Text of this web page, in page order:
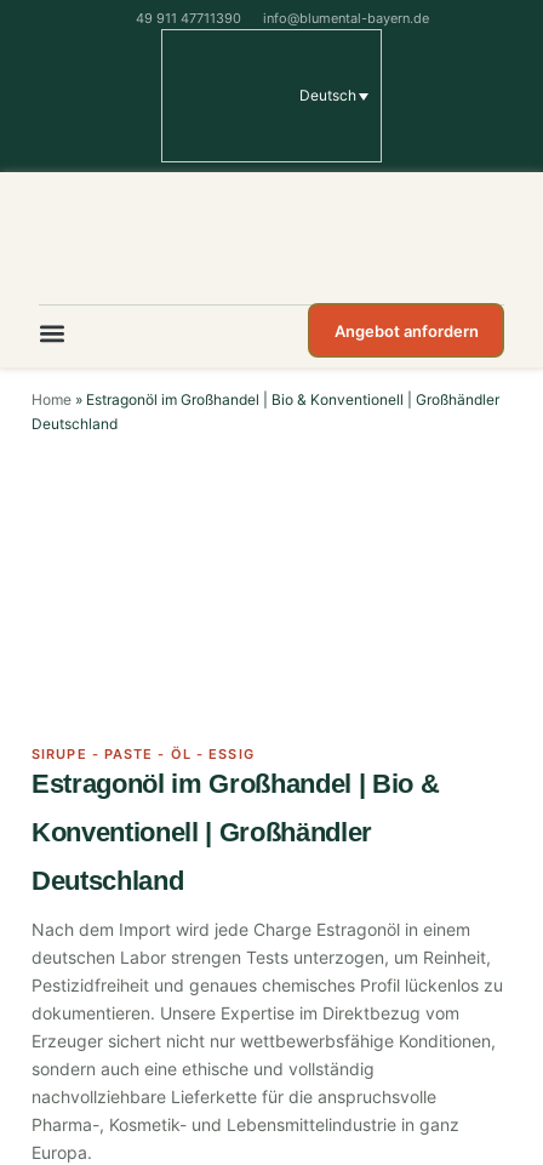
49 911 47711390 info@blumental-bayern.de
Deutsch
Angebot anfordern
Home » Estragonöl im Großhandel | Bio & Konventionell | Großhändler
Deutschland
SIRUPE - PASTE - ÖL - ESSIG
Estragonöl im Großhandel | Bio &
Konventionell | Großhändler
Deutschland
Nach dem Import wird jede Charge Estragonöl in einem
deutschen Labor strengen Tests unterzogen, um Reinheit,
Pestizidfreiheit und genaues chemisches Profil lückenlos zu
dokumentieren. Unsere Expertise im Direktbezug vom
Erzeuger sichert nicht nur wettbewerbsfähige Konditionen,
sondern auch eine ethische und vollständig
nachvollziehbare Lieferkette für die anspruchsvolle
Pharma-, Kosmetik- und Lebensmittelindustrie in ganz
Europa.